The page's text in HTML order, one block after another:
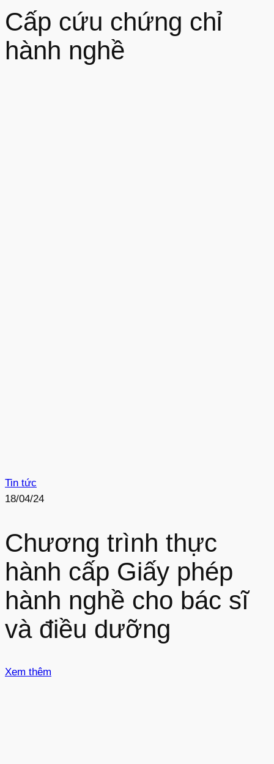
Cấp cứu chứng chỉ
hành nghề
Tin tức
18/04/24
Chương trình thực
hành cấp Giấy phép
hành nghề cho bác sĩ
và điều dưỡng
Xem thêm